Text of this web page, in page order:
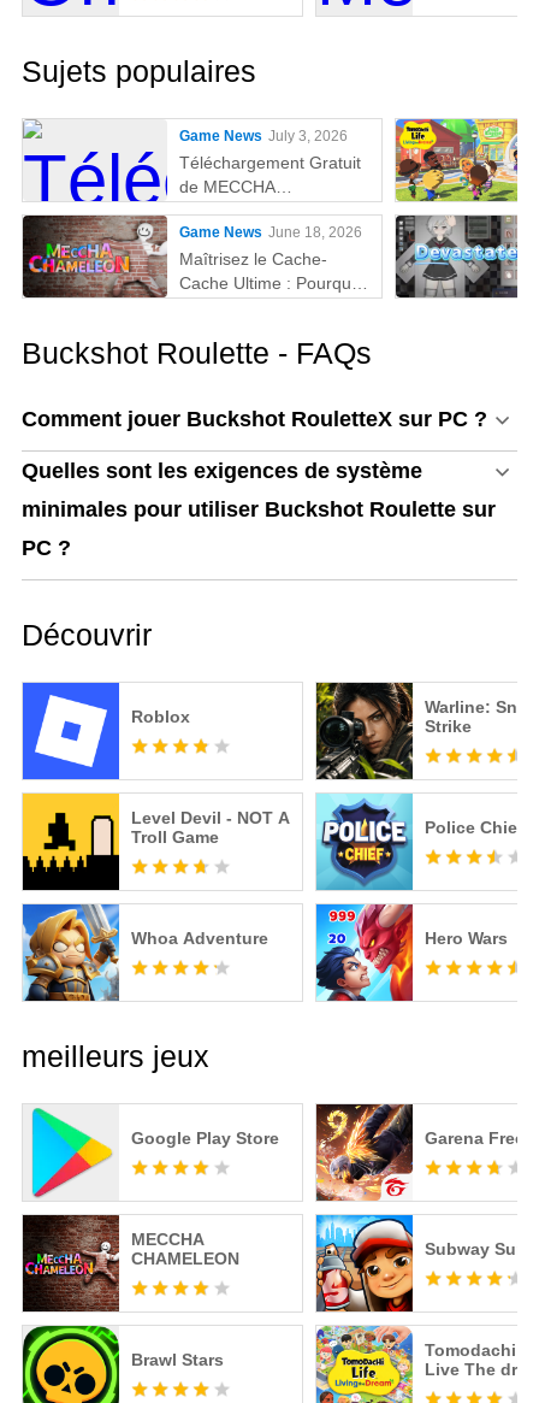
Sujets populaires
Game News July 3, 2026
Téléchargement Gratuit
de MECCHA
CHAMELEON sur PC
Game News June 18, 2026
Maîtrisez le Cache-
Cache Ultime : Pourquoi
MECCHA CHAMELEON
Buckshot Roulette - FAQs
Comment jouer Buckshot RouletteX sur PC ?
Quelles sont les exigences de système
minimales pour utiliser Buckshot Roulette sur
PC ?
Découvrir
Roblox
Warline:
Strike
Level Devil - NOT A
Troll Game
Police Chief
Whoa Adventure Hero Wars
meilleurs jeux
Google Play Store
MECCHA
CHAMELEON
Brawl Stars
Garena Free
Subway
Tomodachi
Live The